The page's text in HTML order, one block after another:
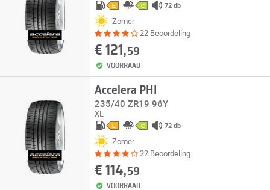
E C 72 db
Zomer
22 Beoordeling
€ 121,59
VOORRAAD
Accelera PHI
235/40 ZR19 96Y
XL
E C 72 db
Zomer
22 Beoordeling
€ 114,59
VOORRAAD